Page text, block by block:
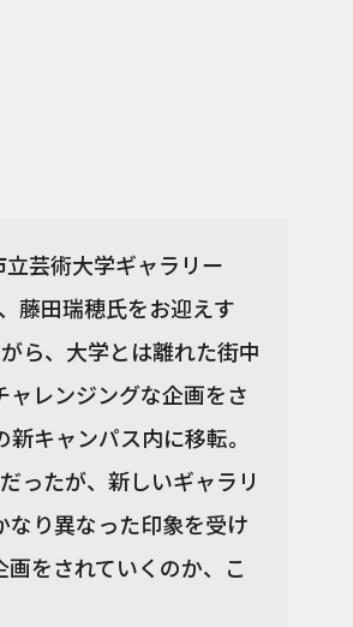
立芸術大学ギャラリー
藤田瑞穂氏をお迎えす
ら、大学とは離れた街中
レンジングな企画をさ
キャンパス内に移転。
ったが、新しいギャラリ
り異なった印象を受け
をされていくのか、こ